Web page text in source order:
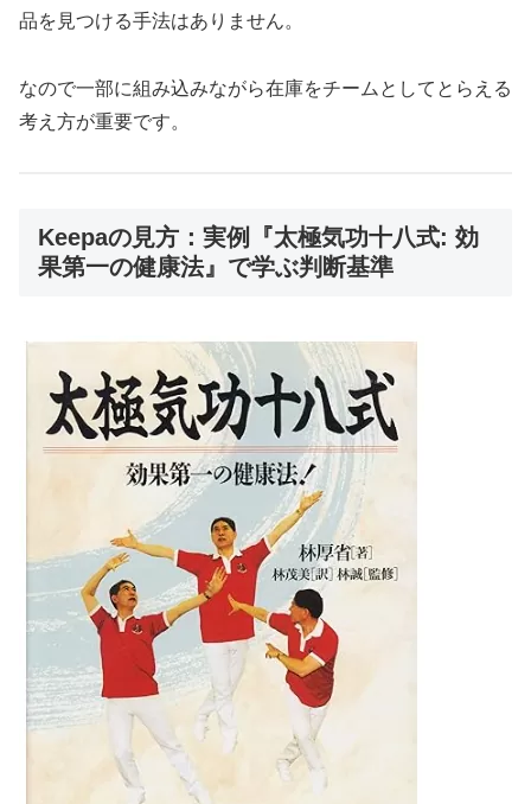
品を見つける手法はありません。
なので一部に組み込みながら在庫をチームとしてとらえる
考え方が重要です。
Keepaの見方：実例『太極気功十八式: 効
果第一の健康法』で学ぶ判断基準